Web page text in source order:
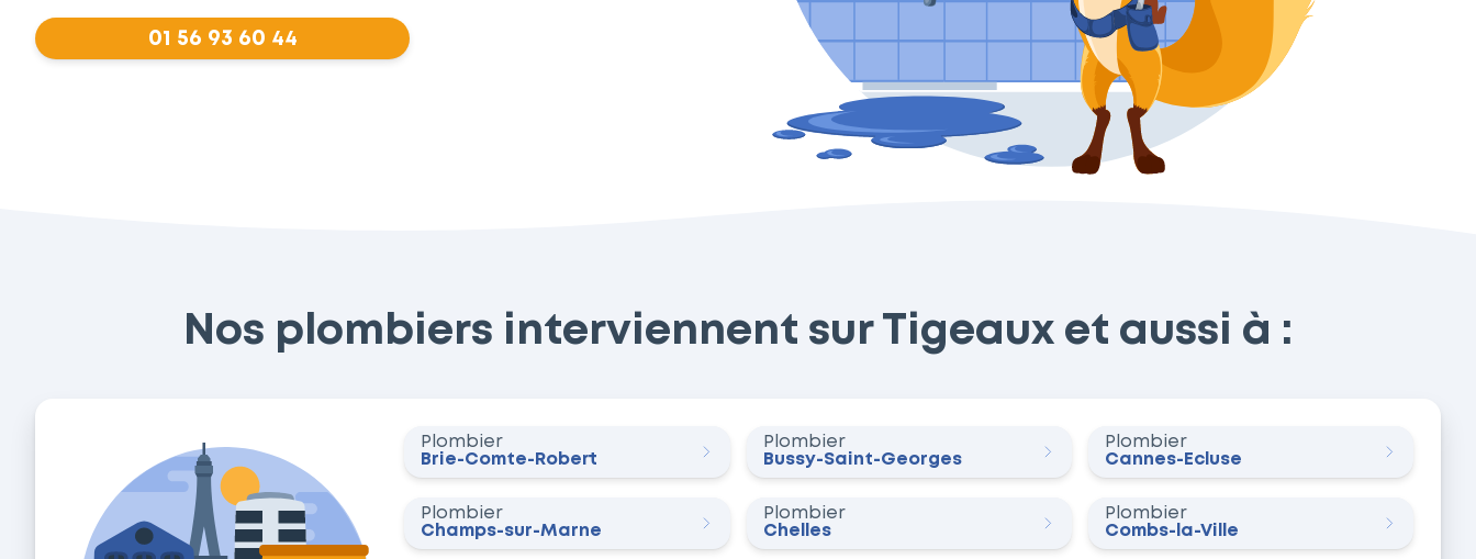
01 56 93 60 44
Nos plombiers interviennent sur Tigeaux et aussi à :
Plombier
Brie-Comte-Robert
Plombier
Bussy-Saint-Georges
Plombier
Cannes-Écluse
Plombier
Champs-sur-Marne
Plombier
Chelles
Plombier
Combs-la-Ville